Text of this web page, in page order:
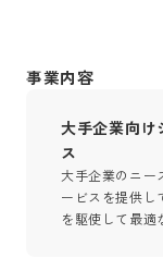
事業内容
大手企業向け
ス
大手企業のニー
ービスを提供し
を駆使して最適